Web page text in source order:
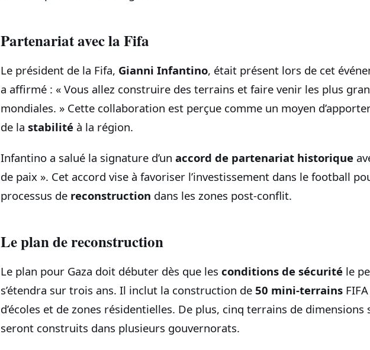
Partenariat avec la Fifa
Le président de la Fifa, Gianni Infantino, était présent lors de cet
a affirmé : « Vous allez construire des terrains et faire venir les plus
mondiales. » Cette collaboration est perçue comme un moyen
de la stabilité à la région.
Infantino a salué la signature d’un accord de partenariat historique
de paix ». Cet accord vise à favoriser l’investissement dans le football
processus de reconstruction dans les zones post-conflit.
Le plan de reconstruction
Le plan pour Gaza doit débuter dès que les conditions de sécurité le
s’étendra sur trois ans. Il inclut la construction de 50 mini-terrains
d’écoles et de zones résidentielles. De plus, cinq terrains de dimensions
seront construits dans plusieurs gouvernorats.